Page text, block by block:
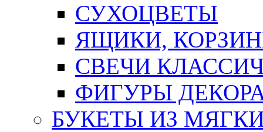
СУХОЦВЕТЫ
ЯЩИКИ,
СВЕЧИ
ФИГУРЫ
БУКЕТЫ ИЗ